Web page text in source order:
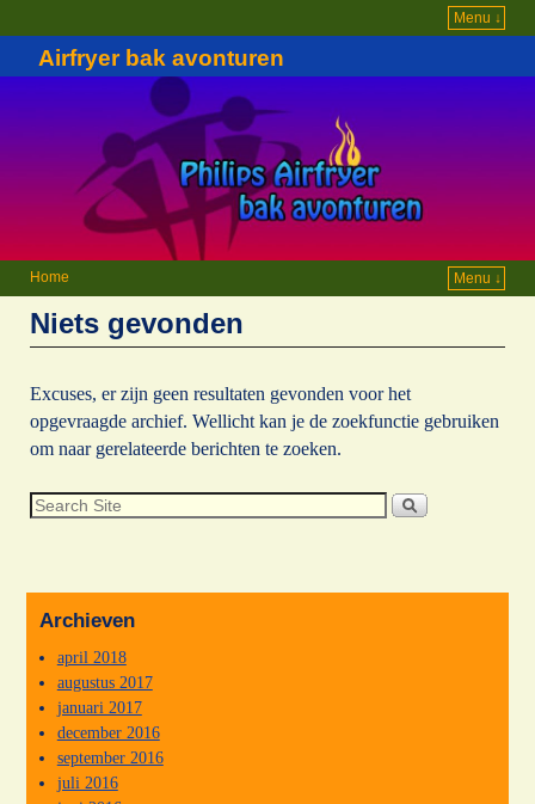
Menu ↓
Airfryer bak avonturen
Home Menu ↓
Niets gevonden
Excuses, er zijn geen resultaten gevonden voor het
opgevraagde archief. Wellicht kan je de zoekfunctie gebruiken
om naar gerelateerde berichten te zoeken.
Archieven
april 2018
augustus 2017
januari 2017
december 2016
september 2016
juli 2016